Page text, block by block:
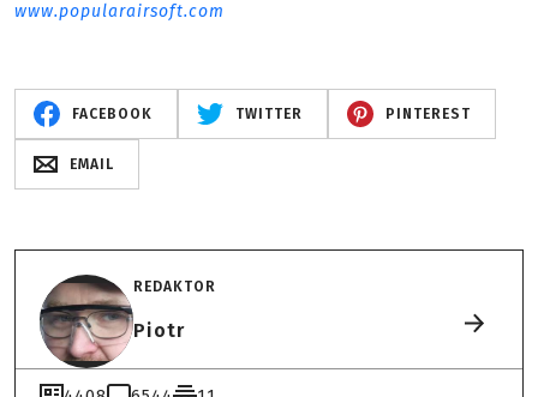
www.popularairsoft.com
FACEBOOK TWITTER PINTEREST
EMAIL
REDAKTOR
Piotr